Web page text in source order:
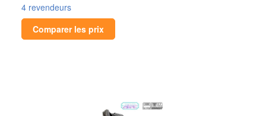
4 revendeurs
Comparer les prix